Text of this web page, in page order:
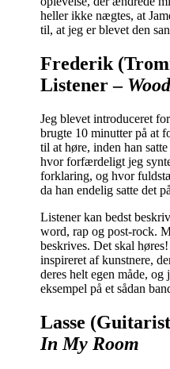
heller ikke nægtes, at
til, at jeg er blevet den
Frederik
Listener –
Jeg blevet introduceret
brugte 10 minutter på at
til at høre, inden han
hvor forfærdeligt jeg
forklaring, og hvor
da han endelig satte det
Listener kan bedst
word, rap og post-rock.
beskrives. Det skal
inspireret af kunstnere,
deres helt egen måde,
eksempel på et sådan
Lasse
In My Room